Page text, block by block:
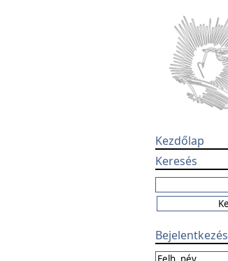
Kezdőlap
Keresés
Bejelentkezés